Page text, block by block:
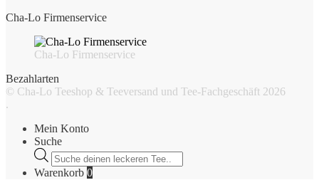
Cha-Lo Firmenservice
Cha-Lo Firmenservice
Bezahlarten
© Cha-Lo Teeshop & Teeversand und Tee-Fachgeschäft 2026
.
Mein Konto
Suche
Products
search
Warenkorb 0